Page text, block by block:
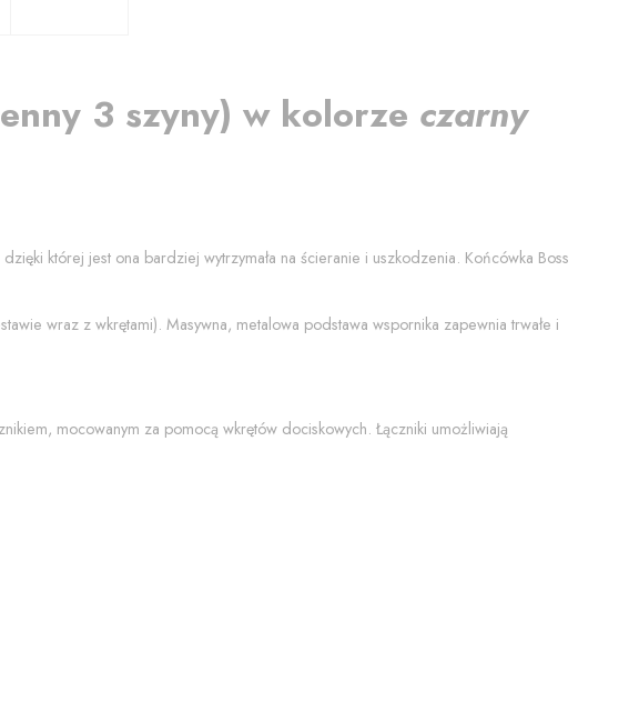
3 szyny) w kolorze czarny
której jest ona bardziej wytrzymała na ścieranie i uszkodzenia. Końcówka Boss
wraz z wkrętami). Masywna, metalowa podstawa wspornika zapewnia trwałe i
mocowanym za pomocą wkrętów dociskowych. Łączniki umożliwiają